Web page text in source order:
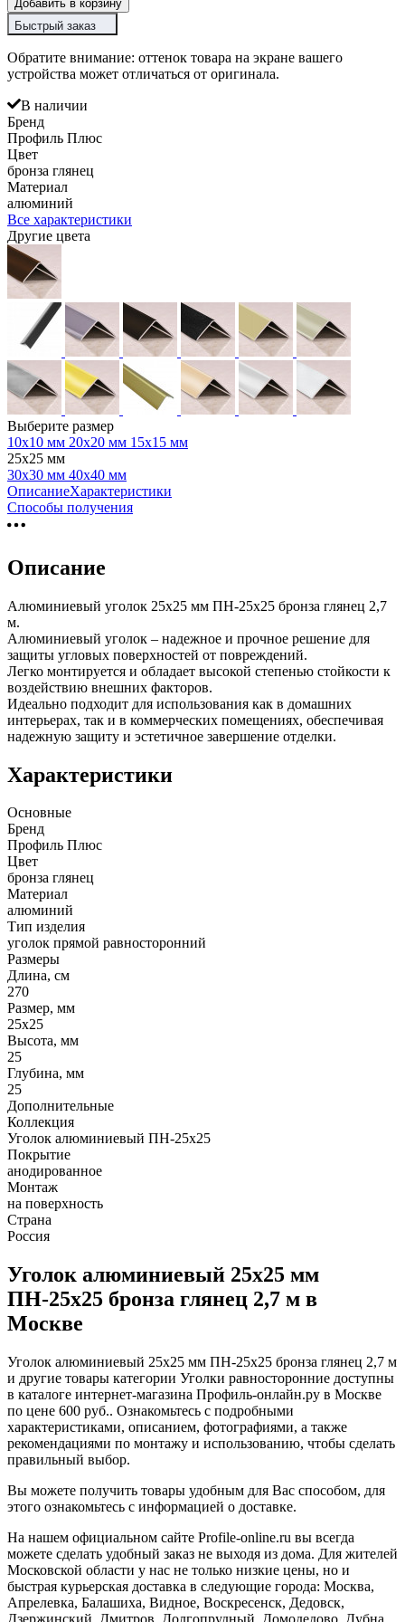
Добавить в корзину
Быстрый заказ
Обратите внимание: оттенок товара на экране вашего
устройства может отличаться от оригинала.
В наличии
Бренд
Профиль Плюс
Цвет
бронза глянец
Материал
алюминий
Все характеристики
Другие цвета
Выберите размер
10х10 мм 20х20 мм 15х15 мм
25х25 мм
30х30 мм 40х40 мм
ОписаниеХарактеристики
Способы получения
Описание
Алюминиевый уголок 25х25 мм ПН-25х25 бронза глянец 2,7
м.
Алюминиевый уголок – надежное и прочное решение для
защиты угловых поверхностей от повреждений.
Легко монтируется и обладает высокой степенью стойкости к
воздействию внешних факторов.
Идеально подходит для использования как в домашних
интерьерах, так и в коммерческих помещениях, обеспечивая
надежную защиту и эстетичное завершение отделки.
Характеристики
Основные
Бренд
Профиль Плюс
Цвет
бронза глянец
Материал
алюминий
Тип изделия
уголок прямой равносторонний
Размеры
Длина, см
270
Размер, мм
25х25
Высота, мм
25
Глубина, мм
25
Дополнительные
Коллекция
Уголок алюминиевый ПН-25х25
Покрытие
анодированное
Монтаж
на поверхность
Страна
Россия
Уголок алюминиевый 25х25 мм
ПН-25х25 бронза глянец 2,7 м в
Москве
Уголок алюминиевый 25х25 мм ПН-25х25 бронза глянец 2,7 м
и другие товары категории Уголки равносторонние доступны
в каталоге интернет-магазина Профиль-онлайн.ру в Москве
по цене 600 руб.. Ознакомьтесь с подробными
характеристиками, описанием, фотографиями, а также
рекомендациями по монтажу и использованию, чтобы сделать
правильный выбор.
Вы можете получить товары удобным для Вас способом, для
этого ознакомьтесь с информацией о доставке.
На нашем официальном сайте Profile-online.ru вы всегда
можете сделать удобный заказ не выходя из дома. Для жителей
Московской области у нас не только низкие цены, но и
быстрая курьерская доставка в следующие города: Москва,
Апрелевка, Балашиха, Видное, Воскресенск, Дедовск,